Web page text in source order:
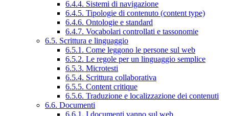
6.4.4. Sistemi di navigazione
6.4.5. Tipologie di contenuto (content type)
6.4.6. Ontologie e standard
6.4.7. Vocabolari controllati e tassonomie
6.5. Scrittura e linguaggio
6.5.1. Come leggono le persone sul web
6.5.2. Le regole per un linguaggio semplice
6.5.3. Microtesti
6.5.4. Scrittura collaborativa
6.5.5. Content critique
6.5.6. Traduzione e localizzazione dei contenuti
6.6. Documenti
6.6.1. I documenti vanno sul web